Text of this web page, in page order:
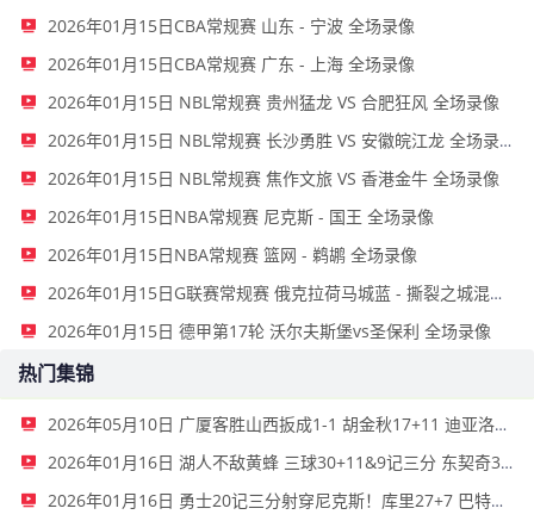
2026年01月15日CBA常规赛 山东 - 宁波 全场录像
2026年01月15日CBA常规赛 广东 - 上海 全场录像
2026年01月15日 NBL常规赛 贵州猛龙 VS 合肥狂风 全场录像
2026年01月15日 NBL常规赛 长沙勇胜 VS 安徽皖江龙 全场录像
2026年01月15日 NBL常规赛 焦作文旅 VS 香港金牛 全场录像
2026年01月15日NBA常规赛 尼克斯 - 国王 全场录像
2026年01月15日NBA常规赛 篮网 - 鹈鹕 全场录像
2026年01月15日G联赛常规赛 俄克拉荷马城蓝 - 撕裂之城混音 全场录像
2026年01月15日 德甲第17轮 沃尔夫斯堡vs圣保利 全场录像
热门集锦
2026年05月10日 广厦客胜山西扳成1-1 胡金秋17+11 迪亚洛关键上篮不中
2026年01月16日 湖人不敌黄蜂 三球30+11&9记三分 东契奇39分 詹姆斯29+9+6
2026年01月16日 勇士20记三分射穿尼克斯！库里27+7 巴特勒32+8 穆迪三分9中7